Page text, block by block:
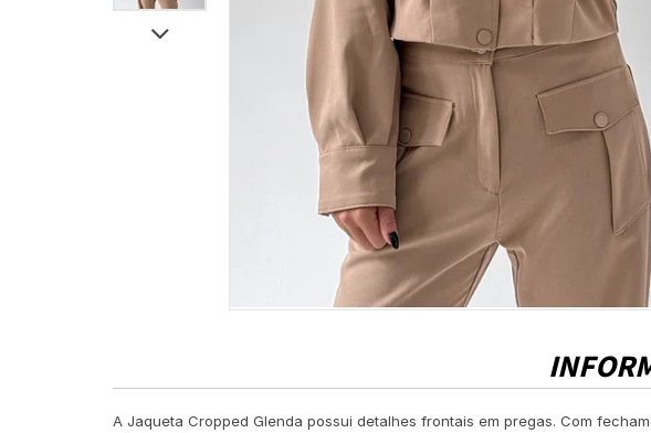
A Jaqueta Cropped Glenda possui detalhes frontais em pregas. Com